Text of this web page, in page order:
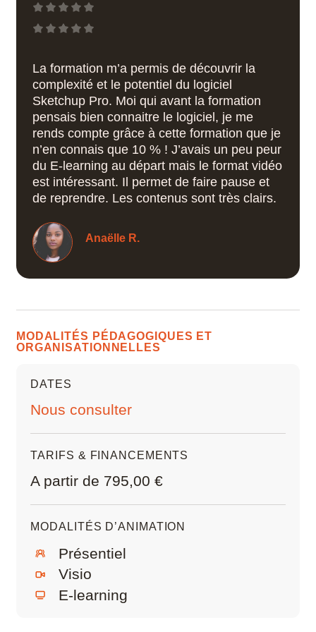
Paramétrer le style d’affichage pour l’insertion
graphique
La formation m’a permis de découvrir la
complexité et le potentiel du logiciel
Sketchup Pro. Moi qui avant la formation
pensais bien connaitre le logiciel, je me
rends compte grâce à cette formation que je
n’en connais que 10 % ! J’avais un peu peur
du E-learning au départ mais le format vidéo
est intéressant. Il permet de faire pause et
de reprendre. Les contenus sont très clairs.
Anaëlle R.
MODALITÉS PÉDAGOGIQUES ET
ORGANISATIONNELLES
DATES
Nous consulter
TARIFS & FINANCEMENTS
A partir de 795,00 €
MODALITÉS D’ANIMATION
Présentiel
Visio
E-learning